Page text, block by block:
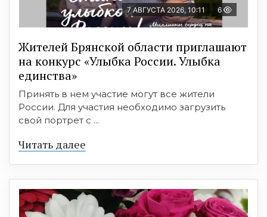
7 АВГУСТА 2026, 10:11 6
Жителей Брянской области приглашают
на конкурс «Улыбка России. Улыбка
единства»
Принять в нем участие могут все жители
России. Для участия необходимо загрузить
свой портрет с ...
Читать далее